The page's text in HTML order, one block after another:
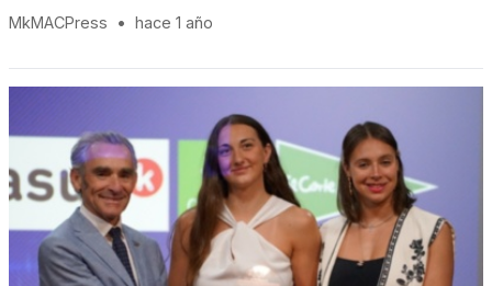
MkMACPress • hace 1 año